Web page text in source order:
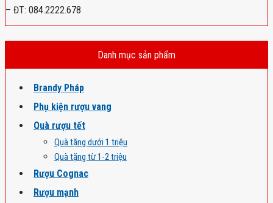
– ĐT: 084.2222.678
Danh mục sản phẩm
Brandy Pháp
Phụ kiện rượu vang
Quà rượu tết
Quà tặng dưới 1 triệu
Quà tặng từ 1-2 triệu
Rượu Cognac
Rượu mạnh